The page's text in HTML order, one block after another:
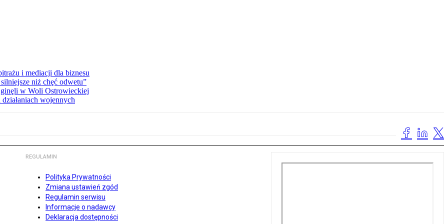
i mediacji dla biznesu
niż chęć odwetu”
ginęli w Woli Ostrowieckiej
wojennych
REGULAMIN
Polityka Prywatności
Zmiana ustawień zgód
Regulamin serwisu
Informacje o nadawcy
Deklaracja dostępności